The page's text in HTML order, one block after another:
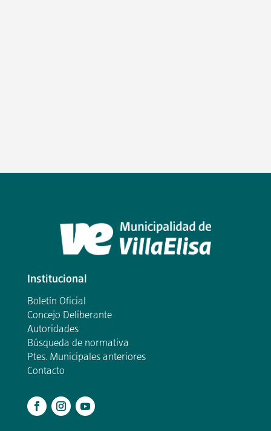
Institucional
Boletín Oficial
Concejo Deliberante
Autoridades
Búsqueda de normativa
Ptes. Municipales anteriores
Contacto